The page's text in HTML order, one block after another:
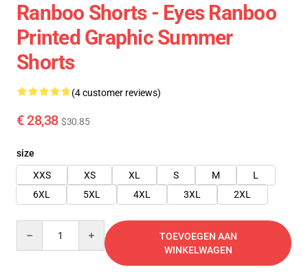
Ranboo Shorts - Eyes Ranboo
Printed Graphic Summer
Shorts
(4 customer reviews)
€ 28,38 $30.85
size
XXS
XS XL S M
L
6XL
5XL 4XL 3XL 2XL
TOEVOEGEN AAN
WINKELWAGEN